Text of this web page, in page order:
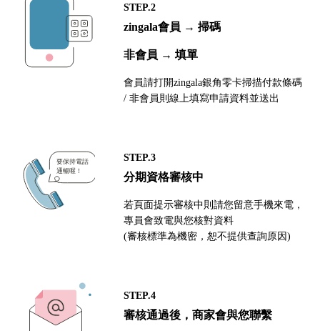
STEP.2
zingala會員 → 掃碼
非會員 → 填單
會員請打開zingala銀角零卡掃描付款條碼
/ 非會員則線上填寫申請資料並送出
STEP.3
分期資格審核中
若頁面提示審核中則請您留意手機來電，
專員會致電與您核對資料
(審核標準為機密，恕不提供查詢原因)
STEP.4
審核通過後，商家會與您聯繫